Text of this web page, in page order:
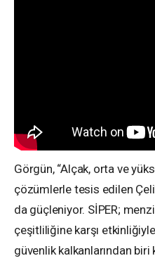
Görgün, “Alçak, orta ve
çözümlerle tesis edilen
da güçleniyor. SİPER;
çeşitliliğine karşı
güvenlik kalkanlarından